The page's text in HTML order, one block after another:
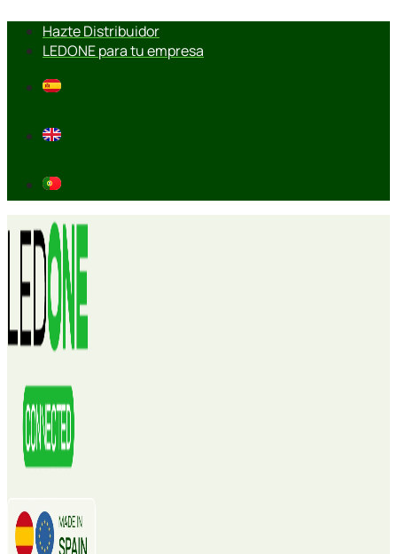
contenido
Hazte Distribuidor
LEDONE para tu empresa